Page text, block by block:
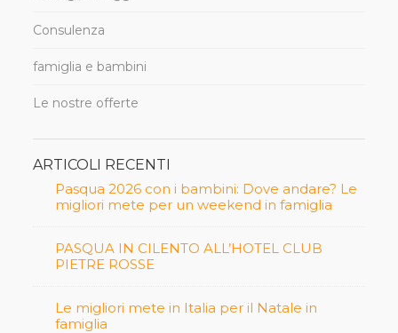
Consulenza
famiglia e bambini
Le nostre offerte
ARTICOLI RECENTI
Pasqua 2026 con i bambini: Dove andare? Le
migliori mete per un weekend in famiglia
PASQUA IN CILENTO ALL’HOTEL CLUB
PIETRE ROSSE
Le migliori mete in Italia per il Natale in
famiglia